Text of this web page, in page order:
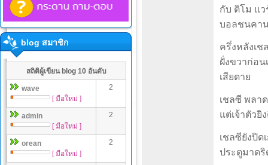
blog สมาชิก
สถิติผู้เขียน blog 10 อันดับ
wave
[ มือใหม่ ]
2
admin
[ มือใหม่ ]
2
orean
[ มือใหม่ ]
2
กับ ติโม แ
บอลชนคา
ครึ่งหลังเ
ฝั่งขวาก่อน
เสียดาย
เชลซี พลา
แต่เจ้าตัวยิ
เชลซียังปิด
ประตูมาดริ